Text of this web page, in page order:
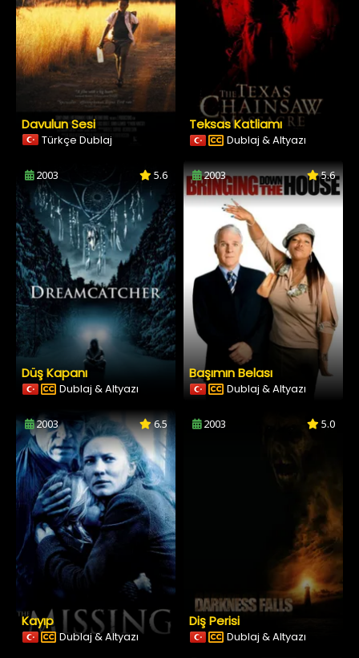
Davulun Sesi
Türkçe Dublaj
Teksas Katliamı
Dublaj & Altyazı
2003 5.6
Düş Kapanı
Dublaj & Altyazı
2003 5.6
Başımın Belası
Dublaj & Altyazı
2003 6.5
Kayıp
Dublaj & Altyazı
2003 5.0
Diş Perisi
Dublaj & Altyazı